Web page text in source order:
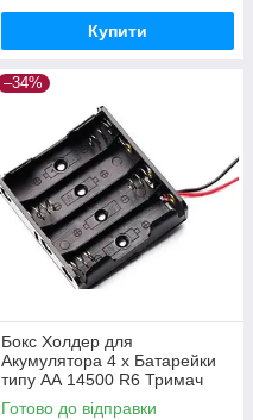
Купити
–34%
Бокс Холдер для
Акумулятора 4 х Батарейки
типу АА 14500 R6 Тримач
Holder
Готово до відправки